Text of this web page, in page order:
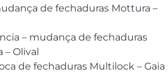
de fechaduras Mottura –
– mudança de fechaduras
– Olival
de fechaduras Multilock – Gaia